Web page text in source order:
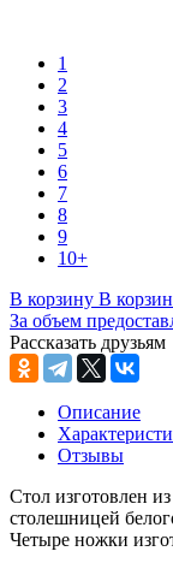
1
2
3
4
5
6
7
8
9
10+
В корзину В
За объем
Рассказать друзьям
Описание
Отзывы
Стол изготовлен
столешницей
Четыре ножки